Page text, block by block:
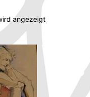
angezeigt